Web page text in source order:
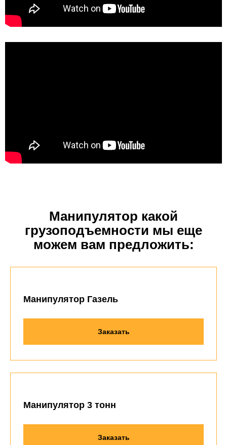
Манипулятор какой
грузоподъемности мы еще
можем вам предложить:
Манипулятор Газель
Заказать
Манипулятор 3 тонн
Заказать